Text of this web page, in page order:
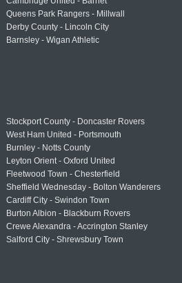
Queens Park Rangers - Millwall
Derby County - Lincoln City
Barnsley - Wigan Athletic
Stockport County - Doncaster Rovers
West Ham United - Portsmouth
Burnley - Notts County
Leyton Orient - Oxford United
Fleetwood Town - Chesterfield
Sheffield Wednesday - Bolton Wanderers
Cardiff City - Swindon Town
Burton Albion - Blackburn Rovers
Crewe Alexandra - Accrington Stanley
Salford City - Shrewsbury Town